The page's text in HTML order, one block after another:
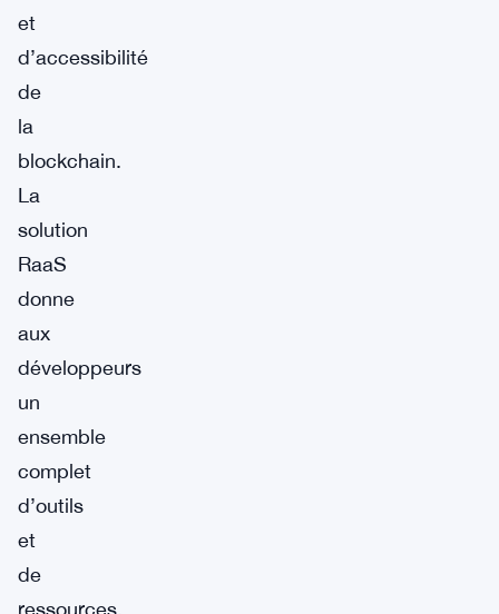
et
d’accessibilité
de
la
blockchain.
La
solution
RaaS
donne
aux
développeurs
un
ensemble
complet
d’outils
et
de
ressources,